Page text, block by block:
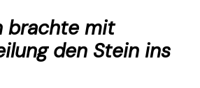
brachte mit
den Stein ins